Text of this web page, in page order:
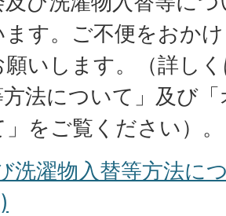
ます。ご不便をおか
願いします。（詳し
法について」及び
をご覧ください）。
洗濯物入替等方法に